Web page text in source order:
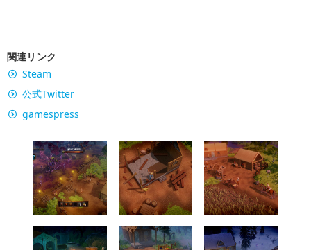
関連リンク
Steam
公式Twitter
gamespress